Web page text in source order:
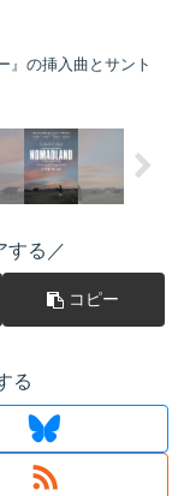
』の挿入曲とサント
する／
コピー
る